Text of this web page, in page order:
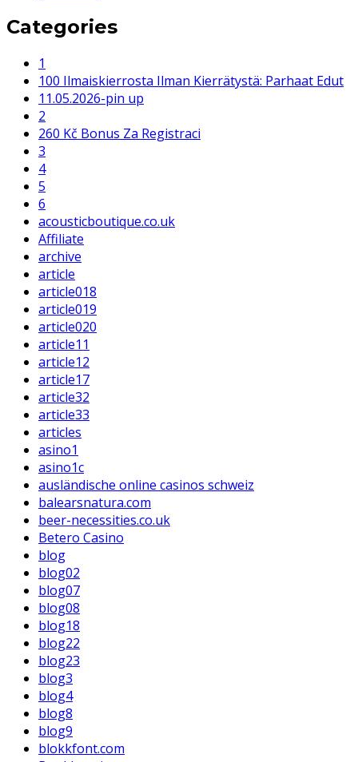
Categories
1
100 Ilmaiskierrosta Ilman Kierrätystä: Parhaat Edut
11.05.2026-pin up
2
260 Kč Bonus Za Registraci
3
4
5
6
acousticboutique.co.uk
Affiliate
archive
article
article018
article019
article020
article11
article12
article17
article32
article33
articles
asino1
asino1c
ausländische online casinos schweiz
balearsnatura.com
beer-necessities.co.uk
Betero Casino
blog
blog02
blog07
blog08
blog18
blog22
blog23
blog3
blog4
blog8
blog9
blokkfont.com